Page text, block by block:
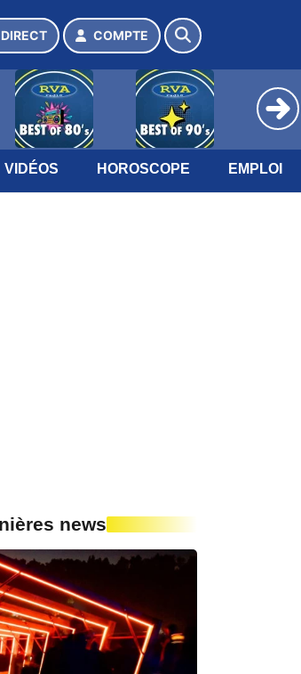
COMPTE
VIDÉOS HOROSCOPE EMPLOI
news